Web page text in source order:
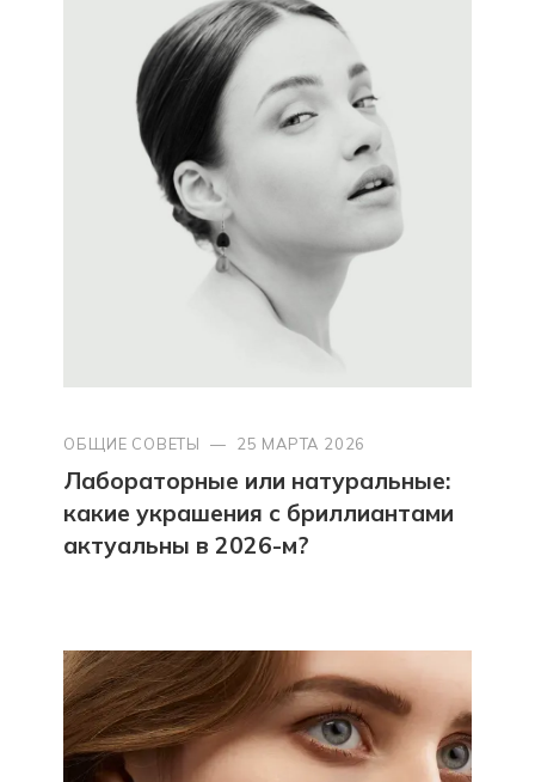
ОБЩИЕ СОВЕТЫ — 25 МАРТА 2026
Лабораторные или натуральные:
какие украшения с бриллиантами
актуальны в 2026-м?